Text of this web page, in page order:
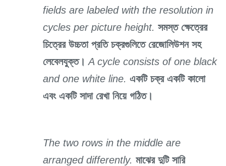
fields are labeled with the resolution in
cycles per picture height. সমস্ত ক্ষেত্রের
চিত্রের উচ্চতা প্রতি চক্রগুলিতে রেজোলিউশন সহ
লেবেলযুক্ত। A cycle consists of one black
and one white line. একটি চক্র একটি কালো
এবং একটি সাদা রেখা নিয়ে গঠিত।
The two rows in the middle are
arranged differently. মাঝের দুটি সারি